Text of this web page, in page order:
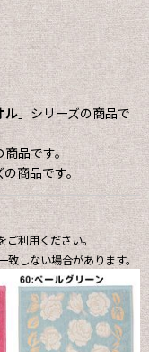
ル」シリーズの商品で
商品です。
の商品です。
利用ください。
しない場合があります。